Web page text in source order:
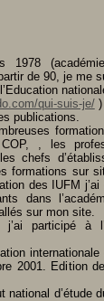
1978
de 90, je me
qui-suis-je/)
publications.
, les
chefs
formations sur
des IUFM
dans
sur mon site.
participé à
internationale
2001. Edition
national d’étude